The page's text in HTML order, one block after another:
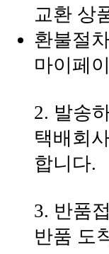
교환 상
환불절
마이페
2. 발송하
택배회
합니다.
3. 반품
반품 도